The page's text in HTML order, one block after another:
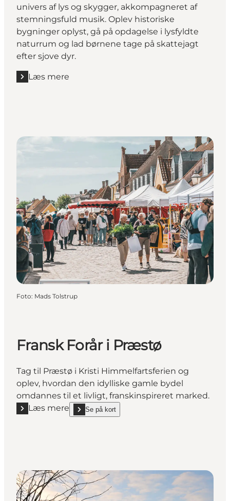
univers af lys og skygger, akkompagneret af
stemningsfuld musik. Oplev historiske
bygninger oplyst, gå på opdagelse i lysfyldte
naturrum og lad børnene tage på skattejagt
efter sjove dyr.
Læs mere
Læs mere "Light in Nature på Gisselfeld Kloster"
Foto: Mads Tolstrup
Fransk Forår i Præstø
Tag til Præstø i Kristi Himmelfartsferien og
oplev, hvordan den idylliske gamle bydel
omdannes til et livligt, franskinspireret marked.
Læs mere
Læs mere "Fransk Forår i Præstø"
Se på kort
show Fransk Forår i Præstø on_map